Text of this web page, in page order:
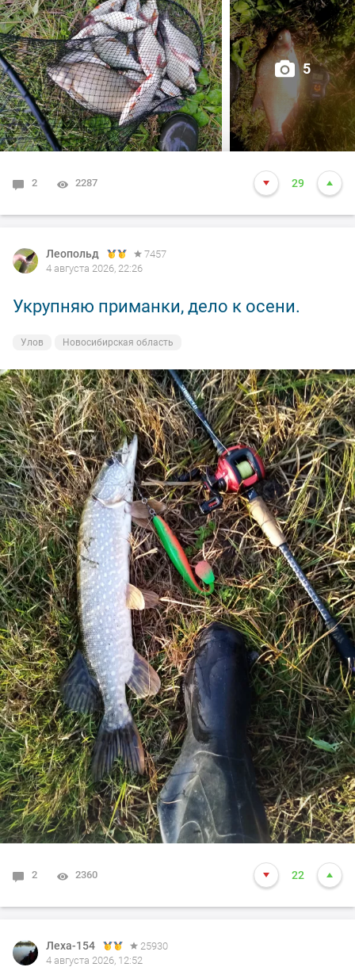
5
2 2287 29
Леопольд
7457
4 августа 2026, 22:26
Укрупняю приманки, дело к осени.
Улов Новосибирская область
2 2360 22
Леха-154
25930
4 августа 2026, 12:52